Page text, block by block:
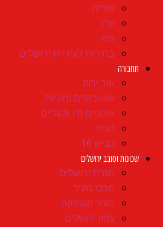
מוריה
עדן
פמי
בחירות לעיריית ירושלים
תחבורה
אור ירוק
אוטובוסים ומוניות
אופניים ודו גלגליים
חניה
כביש 16
שכונות וסובב ירושלים
מזרח ירושלים
מרכז העיר
העיר העתיקה
צפון ירושלים